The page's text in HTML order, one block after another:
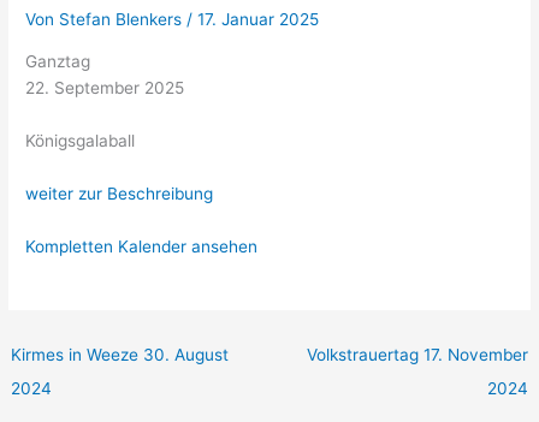
Von Stefan Blenkers/17. Januar 2025
Ganztag
22. September 2025
Königsgalaball
weiter zur Beschreibung
Kompletten Kalender ansehen
Kirmes in Weeze 30. August
2024
Volkstrauertag 17. November
2024